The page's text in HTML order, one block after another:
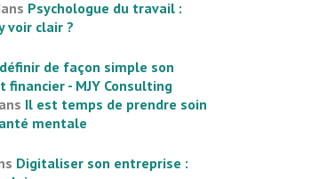
Psychologue du travail :
voir clair ?
de façon simple son
financier - MJY Consulting
Il est temps de prendre soin
mentale
Digitaliser son entreprise :